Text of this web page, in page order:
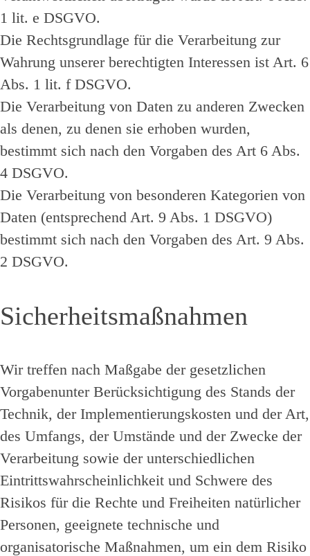
1 lit. e DSGVO.
Die Rechtsgrundlage für die Verarbeitung zur
Wahrung unserer berechtigten Interessen ist Art. 6
Abs. 1 lit. f DSGVO.
Die Verarbeitung von Daten zu anderen Zwecken
als denen, zu denen sie erhoben wurden,
bestimmt sich nach den Vorgaben des Art 6 Abs.
4 DSGVO.
Die Verarbeitung von besonderen Kategorien von
Daten (entsprechend Art. 9 Abs. 1 DSGVO)
bestimmt sich nach den Vorgaben des Art. 9 Abs.
2 DSGVO.
Sicherheitsmaßnahmen
Wir treffen nach Maßgabe der gesetzlichen
Vorgabenunter Berücksichtigung des Stands der
Technik, der Implementierungskosten und der Art,
des Umfangs, der Umstände und der Zwecke der
Verarbeitung sowie der unterschiedlichen
Eintrittswahrscheinlichkeit und Schwere des
Risikos für die Rechte und Freiheiten natürlicher
Personen, geeignete technische und
organisatorische Maßnahmen, um ein dem Risiko